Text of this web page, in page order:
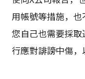
用帳號等措施，也
您自己也需要採
行應對誹謗中傷，